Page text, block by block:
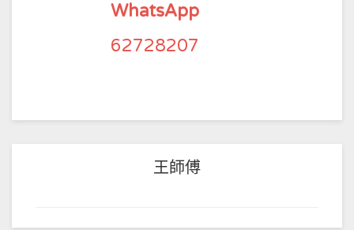
WhatsApp
62728207
王師傅